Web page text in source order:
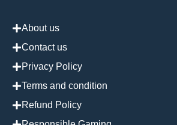
About us
Contact us
Privacy Policy
Terms and condition
Refund Policy